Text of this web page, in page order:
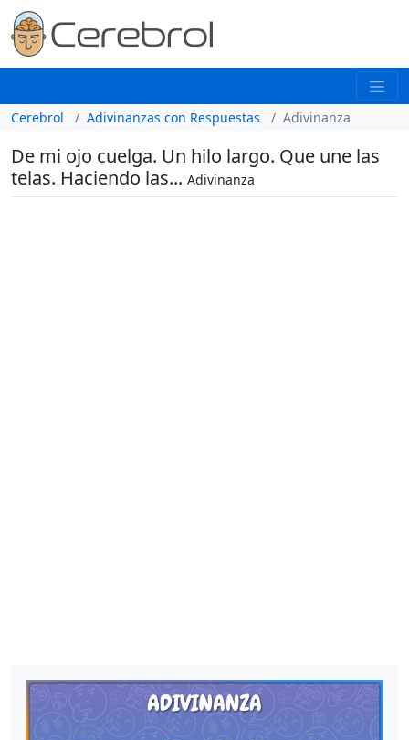
Cerebrol Adivinanzas con Respuestas Adivinanza
De mi ojo cuelga. Un hilo largo. Que une las
telas. Haciendo las... Adivinanza